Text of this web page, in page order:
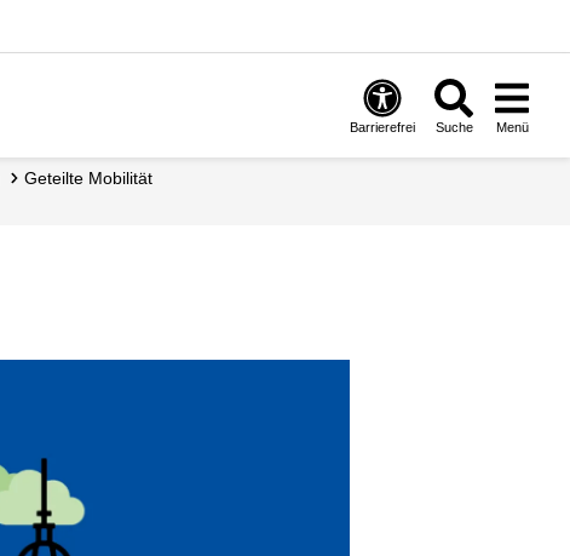
Barrierefrei Suche Menü
Geteilte Mobilität